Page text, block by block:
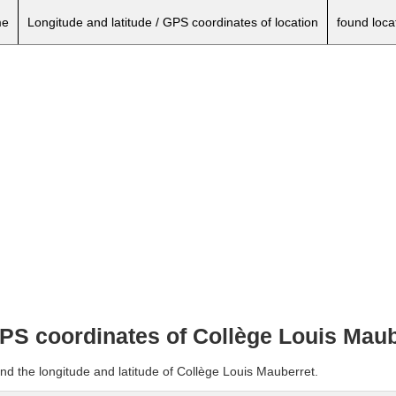
Longitude and latitude / GPS coordinates of location found
coordinates of Collège Louis
the longitude and latitude of Collège Louis Mauberret.